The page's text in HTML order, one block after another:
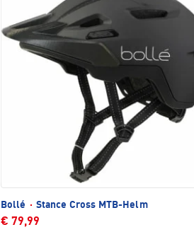
Bollé · Stance Cross MTB-Helm
€ 79,99